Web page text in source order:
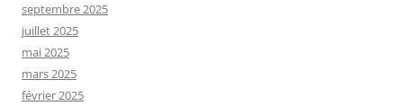
septembre 2025
juillet 2025
mai 2025
mars 2025
février 2025